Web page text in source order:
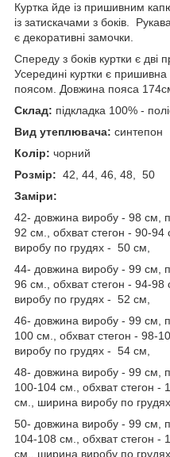
Куртка йде із пришивним
із затискачами з боків.
є декоративні замочки.
Спереду з боків куртки є дві
Усередині куртки є
поясом. Довжина пояса
Склад: підкладка 100% -
Вид утеплювача: синтепон
Колір: чорний
Розмір: 42, 44, 46, 48, 50
Заміри:
42- довжина виробу - 98 см,
92 см., обхват стегон - 90-
виробу по грудях - 50 см,
44- довжина виробу - 99 см,
96 см., обхватстегон - 94-98
виробу по грудях - 52 см,
46- довжина виробу - 99 см,
100 см., обхватстегон - 98-
виробу по грудях - 54 см,
48- довжина виробу - 99 см,
100-104 см., обхватстегон -
см., ширина виробу по грудях
50- довжина виробу - 99 см,
104-108 см., обхватстегон -
см., ширина виробу по грудях